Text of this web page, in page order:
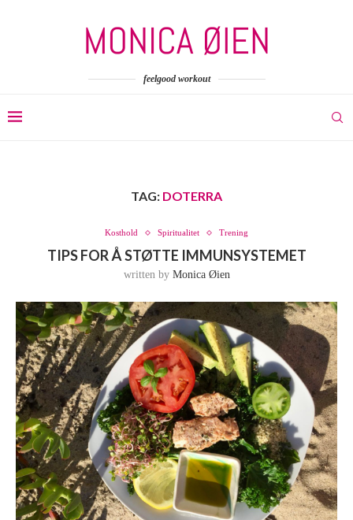
feelgood workout
TAG: DOTERRA
Kosthold Spiritualitet Trening
TIPS FOR Å STØTTE IMMUNSYSTEMET
written by Monica Øien